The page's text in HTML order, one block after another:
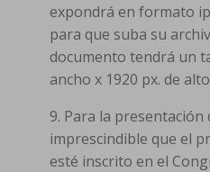
expondrá en formato
para que suba su
documento tendrá un
ancho x 1920 px. de
9. Para la presentación
imprescindible que el
esté inscrito en el